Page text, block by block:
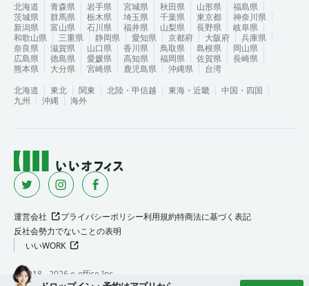
北海道 青森県 岩手県 宮城県 秋田県 山形県
福島県
茨城県
群馬県 栃木県 埼玉県 千葉県 東京都
神奈川県
新潟県
富山県 石川県 福井県 山梨県 長野県
岐阜県
和歌山県
三重県 静岡県 愛知県 京都府 大阪府
兵庫県
奈良県
滋賀県 山口県 香川県 鳥取県 島根県
岡山県
広島県
徳島県 愛媛県 高知県 福岡県 佐賀県
長崎県
熊本県
大分県 宮崎県 鹿児島県 沖縄県
台湾
北海道
東北 関東 北陸・甲信越 東海・近畿
中国・四国
九州
沖縄 海外
運営会社 プライバシーポリシー利用規約特商法に基づく表記
反社会勢力でないことの表明
いいWORK
©︎ 2018 - 2026 e-office Inc.